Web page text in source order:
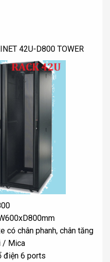
42U-D800 TOWER
có chân phanh, chân tăng
/ Mica
điện 6 ports